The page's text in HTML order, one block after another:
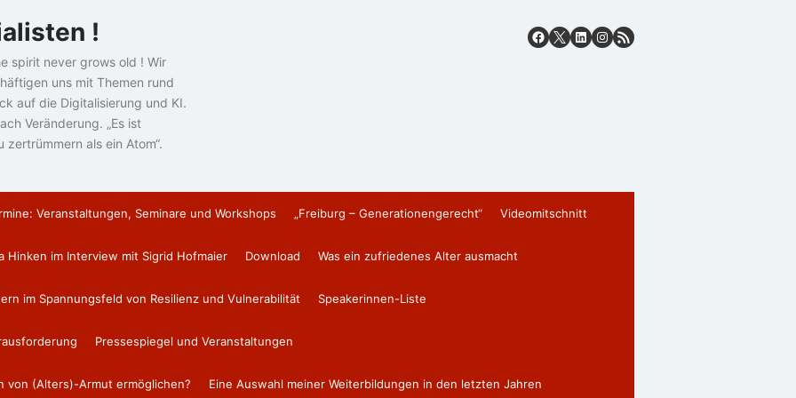
!
spirit never grows old ! Wir
uns mit Themen rund
auf die Digitalisierung und KI.
Veränderung. „Es ist
als ein Atom“.
Veranstaltungen, Seminare und Workshops „Freiburg – Generationengerecht“ Videomitschnitt
Hinken im Interview mit Sigrid Hofmaier Download Was ein zufriedenes Alter ausmacht
im Spannungsfeld von Resilienz und Vulnerabilität Speakerinnen-Liste
Pressespiegel und Veranstaltungen
von (Alters)-Armut ermöglichen? Eine Auswahl meiner Weiterbildungen in den letzten Jahren